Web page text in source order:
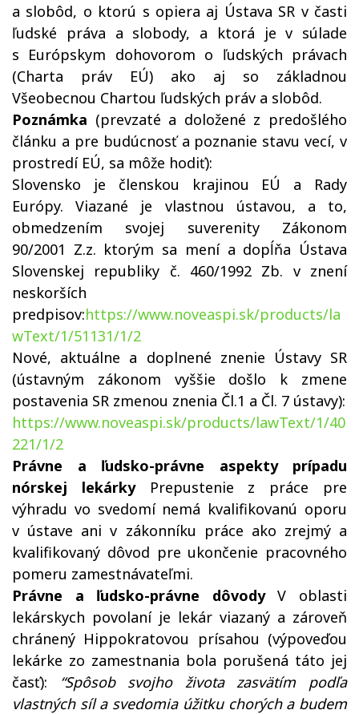
a slobôd, o ktorú s opiera aj Ústava SR v časti
ľudské práva a slobody, a ktorá je v súlade
s Európskym dohovorom o ľudských právach
(Charta práv EÚ) ako aj so základnou
Všeobecnou Chartou ľudských práv a slobôd.
Poznámka (prevzaté a doložené z predošlého
článku a pre budúcnosť a poznanie stavu vecí, v
prostredí EÚ, sa môže hodiť):
Slovensko je členskou krajinou EÚ a Rady
Európy. Viazané je vlastnou ústavou, a to,
obmedzením svojej suverenity Zákonom
90/2001 Z.z. ktorým sa mení a dopĺňa Ústava
Slovenskej republiky č. 460/1992 Zb. v znení
neskorších
predpisov:https://www.noveaspi.sk/products/la
wText/1/51131/1/2
Nové, aktuálne a doplnené znenie Ústavy SR
(ústavným zákonom vyššie došlo k zmene
postavenia SR zmenou znenia Čl.1 a Čl. 7 ústavy):
https://www.noveaspi.sk/products/lawText/1/40
221/1/2
Právne a ľudsko-právne aspekty prípadu
nórskej lekárky Prepustenie z práce pre
výhradu vo svedomí nemá kvalifikovanú oporu
v ústave ani v zákonníku práce ako zrejmý a
kvalifikovaný dôvod pre ukončenie pracovného
pomeru zamestnávateľmi.
Právne a ľudsko-právne dôvodyV oblasti
lekárskych povolaní je lekár viazaný a zároveň
chránený Hippokratovou prísahou (výpoveďou
lekárke zo zamestnania bola porušená táto jej
časť): “Spôsob svojho života zasvätím podľa
vlastných síl a svedomia úžitku chorých a budem